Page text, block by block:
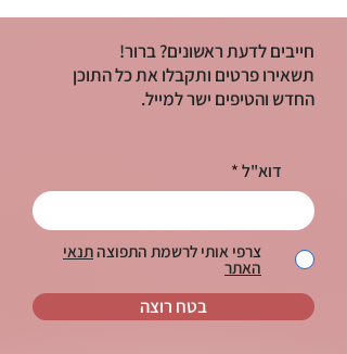
חייבים לדעת ראשונים? ברור!
תשאירו פרטים ותקבלו את כל התוכן
החדש והטיפים ישר למייל.
דוא"ל
צרפי אותי לרשמת התפוצהתנאי
האתר
בטח רוצה